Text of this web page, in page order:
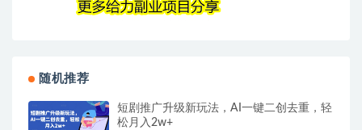
随机推荐
短剧推广升级新玩法，AI一键二创去重，轻
松月入2w+